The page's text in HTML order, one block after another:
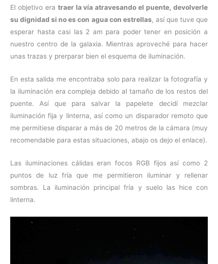
El objetivo era traer la vía atravesando el puente, devolverle
su dignidad si no es con agua con estrellas, así que tuve que
esperar hasta casi las 2 am para poder tener en posición a
nuestro centro de la galaxia. Mientras aproveché para hacer
unas trazas y prerparar bien el esquema de iluminación.
En esta salida me encontraba solo para realizar la fotografía y
la iluminación era compleja debido al tamaño de los restos del
puente. Así que para salvar la papelete decidí mezclar
iluminación fija y linterna, así como un disparador remoto que
me permitiese disparar a más de 20 metros de la cámara (muy
recomendable para estas situaciones, abajo os dejo el enlace).
Las iluminaciones cálidas eran focos RGB fijos así como 2
puntos de luz fría que me permitieron iluminar y rellenar
sombras. La iluminación principal fría y suelo las hice con
linterna.